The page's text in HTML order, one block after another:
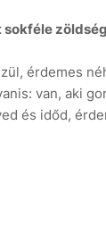
érdemes
van, aki
és időd,